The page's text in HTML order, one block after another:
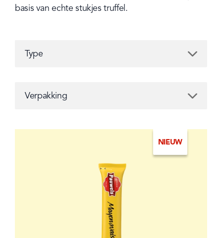
basis van echte stukjes truffel.
Type
Verpakking
NIEUW